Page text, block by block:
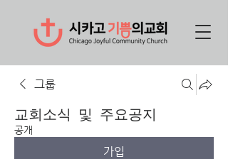
그룹
교회소식 및 주요공지
공개
가입